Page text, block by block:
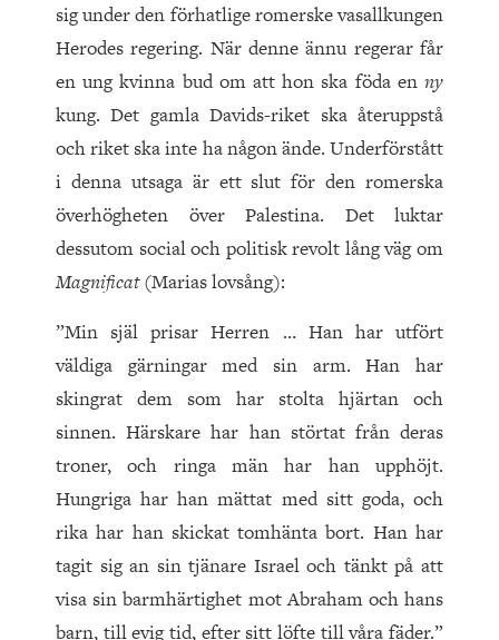
sig under den förhatlige romerske vasallkungen
Herodes regering. När denne ännu regerar får
en ung kvinna bud om att hon ska föda en ny
kung. Det gamla Davids-riket ska återuppstå
och riket ska inte ha någon ände. Underförstått
i denna utsaga är ett slut för den romerska
överhögheten över Palestina. Det luktar
dessutom social och politisk revolt lång väg om
Magnificat(Marias lovsång):
”Min själ prisar Herren … Han har utfört
väldiga gärningar med sin arm. Han har
skingrat dem som har stolta hjärtan och
sinnen. Härskare har han störtat från deras
troner, och ringa män har han upphöjt.
Hungriga har han mättat med sitt goda, och
rika har han skickat tomhänta bort. Han har
tagit sig an sin tjänare Israel och tänkt på att
visa sin barmhärtighet mot Abraham och hans
barn, till evig tid, efter sitt löfte till våra fäder.”